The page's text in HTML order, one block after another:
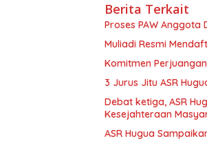
Berita Terkait
Proses PAW Anggota
Muliadi Resmi
Komitmen
3 Jurus Jitu ASR
Debat ketiga, ASR
Kesejahteraan
ASR Hugua